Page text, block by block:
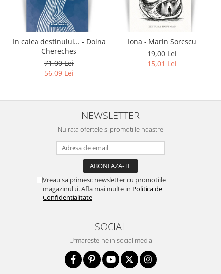
In calea destinului... - Doina
Chereches
71,00 Lei
56,09 Lei
Iona - Marin Sorescu
19,00 Lei
15,01 Lei
NEWSLETTER
Nu rata ofertele si promotiile noastre
Vreau sa primesc newsletter cu promotiile
magazinului. Afla mai multe in Politica de
Confidentialitate
SOCIAL
Urmareste-ne in social media